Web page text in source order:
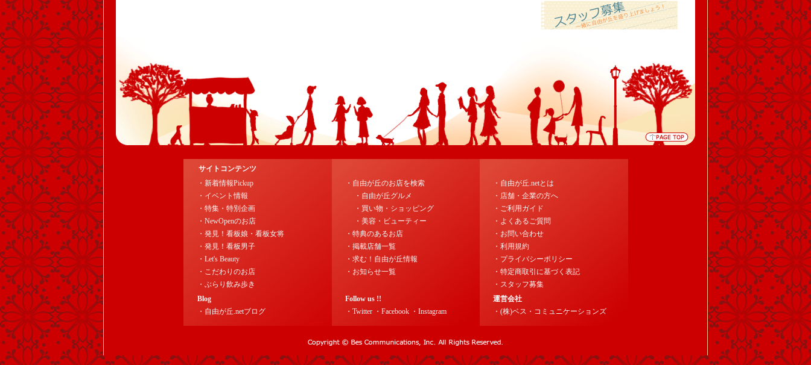
サイトコンテンツ
・新着情報Pickup
・イベント情報
・特集・特別企画
・NewOpenのお店
・発見！看板娘・看板女将
・発見！看板男子
・Let's Beauty
・こだわりのお店
・ぶらり飲み歩き
Blog
・自由が丘.netブログ
・自由が丘のお店を検索
・自由が丘グルメ
・買い物・ショッピング
・美容・ビューティー
・特典のあるお店
・掲載店舗一覧
・求む！自由が丘情報
・お知らせ一覧
Follow us !!
・Twitter
・Facebook ・Instagram
・自由が丘.netとは
・店舗・企業の方へ
・ご利用ガイド
・よくあるご質問
・お問い合わせ
・利用規約
・プライバシーポリシー
・特定商取引に基づく表記
・スタッフ募集
運営会社
・(株)ベス・コミュニケーションズ